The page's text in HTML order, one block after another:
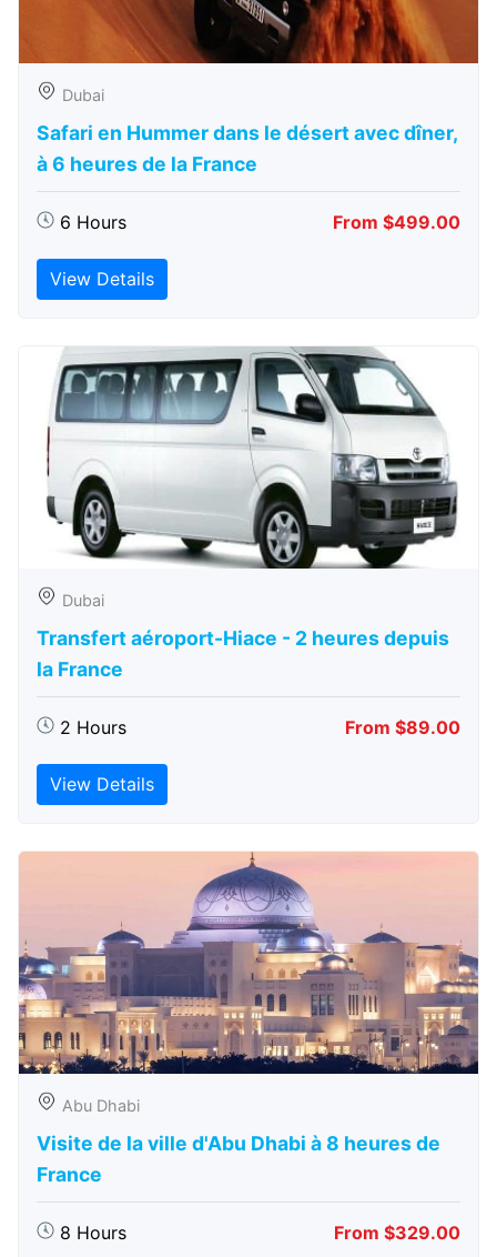
Dubai
Safari en Hummer dans le désert avec dîner,
à 6 heures de la France
6 Hours From $499.00
View Details
Dubai
Transfert aéroport-Hiace - 2 heures depuis
la France
2 Hours From $89.00
View Details
Abu Dhabi
Visite de la ville d'Abu Dhabi à 8 heures de
France
8 Hours From $329.00